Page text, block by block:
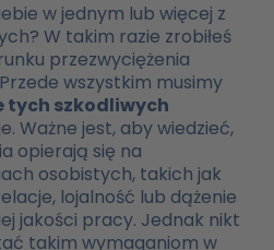
w jednym lub więcej z
W takim razie zrobiłeś
przezwyciężenia
wszystkim musimy
tych szkodliwych
Ważne jest, aby wiedzieć,
opierają się na
osobistych, takich jak
lojalność lub dążenie
jakości pracy. Jednak nikt
takim wymaganiom w